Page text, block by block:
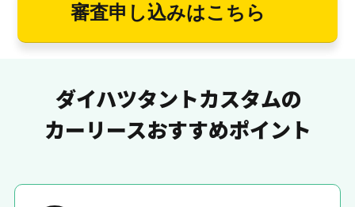
審査申し込みはこちら
ダイハツタントカスタムの
カーリースおすすめポイント